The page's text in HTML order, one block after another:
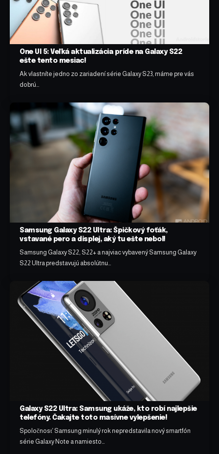
One UI 5: Veľká aktualizácia príde na Galaxy S22
ešte tento mesiac!
Ak vlastníte jedno zo zariadení série Galaxy S23, máme pre vás
dobrú…
Samsung Galaxy S22 Ultra: Špičkový foťák,
vstavané pero a displej, aký tu ešte nebol!
Samsung Galaxy S22, S22+ a najviac vybavený Samsung Galaxy
S22 Ultra predstavujú absolútnu…
Galaxy S22 Ultra: Samsung ukáže, kto robí najlepšie
telefóny. Čakajte toto masívne vylepšenie!
Spoločnosť Samsung minulý rok nepredstavila nový smartfón
série Galaxy Note a namiesto…